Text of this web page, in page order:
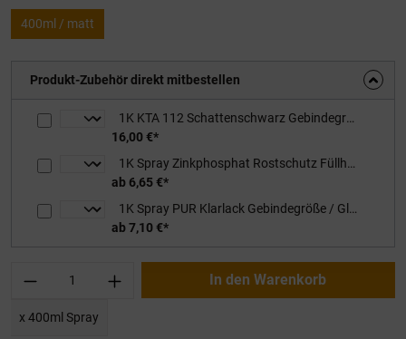
400ml / matt
Produkt-Zubehör direkt mitbestellen
1K KTA 112 Schattenschwarz Gebindegröße / Glanzgrad: 0,75L / matt
16,00 €*
1K Spray Zinkphosphat Rostschutz Füllhaftgrundierung Gebindegröße / Farbton: 400ml / rotbraun
ab 6,65 €*
1K Spray PUR Klarlack Gebindegröße / Glanzgrad: 400ml / stumpfmatt
ab 7,10 €*
Produkt Anzahl: Gib den gewünschten
x 400ml Spray
In den Warenkorb